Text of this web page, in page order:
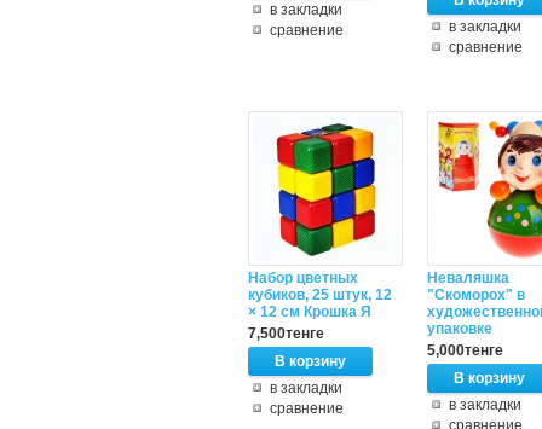
в закладки
сравнение
в закладки
сравнение
Набор цветных
кубиков, 25 штук, 12
× 12 см Крошка Я
7,500тенге
в закладки
сравнение
Неваляшка
"Скоморох" в
упаковке
5,000тенге
в закладки
сравнение